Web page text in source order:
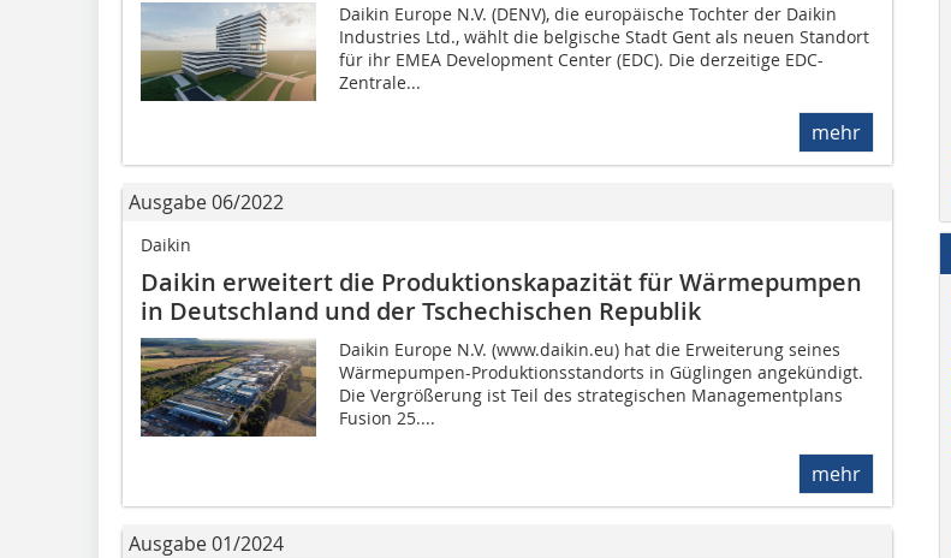
Daikin Europe N.V. (DENV), die europäische Tochter der Daikin
Industries Ltd., wählt die belgische Stadt Gent als neuen Standort
für ihr EMEA Development Center (EDC). Die derzeitige EDC-
Zentrale...
mehr
Ausgabe 06/2022
Daikin
Daikin erweitert die Produktionskapazität für Wärmepumpen
in Deutschland und der Tschechischen Republik
Daikin Europe N.V. (www.daikin.eu) hat die Erweiterung seines
Wärmepumpen-Produktionsstandorts in Güglingen angekündigt.
Die Vergrößerung ist Teil des strategischen Managementplans
Fusion 25....
mehr
Ausgabe 01/2024